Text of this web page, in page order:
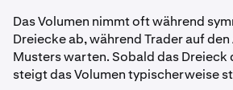
Das Volumen nimmt oft während
Dreiecke ab, während Trader auf
Musters warten. Sobald das
steigt das Volumen typischerweise